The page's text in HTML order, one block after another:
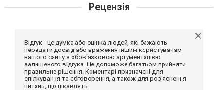
Рецензія
Відгук - це думка або оцінка людей, які бажають
передати досвід або враження іншим користувачам
нашого сайту з обов'язковою аргументацією
залишеного відгука. Це допоможе багатьом прийняти
правильне рішення. Коментарі призначені для
спілкування та обговорення, а також для роз'яснення
питань, що цікавлять.